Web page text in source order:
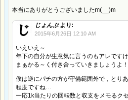
本当にありがとうございましたm(__)m
じょんぷ より:
2015年6月26日 12:10 AM
いえいえ～
年下の自分が生意気に言うのもアレです
まぁかる～く付き合っていきましょうよ！
僕は逆にパチの方が守備範囲外で，とり
程度ですね…
一応1k当たりの回転数と収支をメモるク